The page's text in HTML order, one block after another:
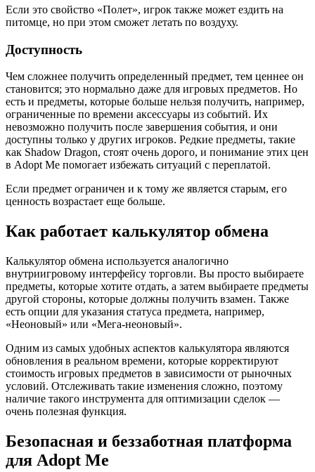
Если это свойство «Полет», игрок также может ездить на
питомце, но при этом сможет летать по воздуху.
Доступность
Чем сложнее получить определенный предмет, тем ценнее он
становится; это нормально даже для игровых предметов. Но
есть и предметы, которые больше нельзя получить, например,
ограниченные по времени аксессуары из событий. Их
невозможно получить после завершения события, и они
доступны только у других игроков. Редкие предметы, такие
как Shadow Dragon, стоят очень дорого, и понимание этих цен
в Adopt Me помогает избежать ситуаций с переплатой.
Если предмет ограничен и к тому же является старым, его
ценность возрастает еще больше.
Как работает калькулятор обмена
Калькулятор обмена используется аналогично
внутриигровому интерфейсу торговли. Вы просто выбираете
предметы, которые хотите отдать, а затем выбираете предметы
другой стороны, которые должны получить взамен. Также
есть опции для указания статуса предмета, например,
«Неоновый» или «Мега-неоновый».
Одним из самых удобных аспектов калькулятора являются
обновления в реальном времени, которые корректируют
стоимость игровых предметов в зависимости от рыночных
условий. Отслеживать такие изменения сложно, поэтому
наличие такого инструмента для оптимизации сделок —
очень полезная функция.
Безопасная и беззаботная платформа
для Adopt Me